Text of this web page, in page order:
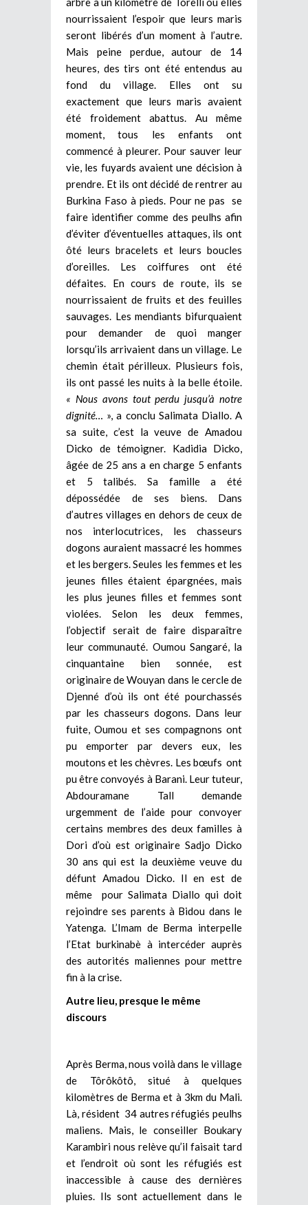
nourrissaient l’espoir que leurs maris
seront libérés d’un moment à l’autre.
Mais peine perdue, autour de 14
heures, des tirs ont été entendus au
fond du village. Elles ont su
exactement que leurs maris avaient
été froidement abattus. Au même
moment, tous les enfants ont
commencé à pleurer. Pour sauver leur
vie, les fuyards avaient une décision à
prendre. Et ils ont décidé de rentrer au
Burkina Faso à pieds. Pour ne pas se
faire identifier comme des peulhs afin
d’éviter d’éventuelles attaques, ils ont
ôté leurs bracelets et leurs boucles
d’oreilles. Les coiffures ont été
défaites. En cours de route, ils se
nourrissaient de fruits et des feuilles
sauvages. Les mendiants bifurquaient
pour demander de quoi manger
lorsqu’ils arrivaient dans un village. Le
chemin était périlleux. Plusieurs fois,
ils ont passé les nuits à la belle étoile.
« Nous avons tout perdu jusqu’à notre
dignité…
», a conclu Salimata Diallo. A
sa suite, c’est la veuve de Amadou
Dicko de témoigner. Kadidia Dicko,
âgée de 25 ans a en charge 5 enfants
et 5 talibés. Sa famille a été
dépossédée de ses biens. Dans
d’autres villages en dehors de ceux de
nos interlocutrices, les chasseurs
dogons auraient massacré les hommes
et les bergers. Seules les femmes et les
jeunes filles étaient épargnées, mais
les plus jeunes filles et femmes sont
violées. Selon les deux femmes,
l’objectif serait de faire disparaître
leur communauté. Oumou Sangaré, la
cinquantaine bien sonnée, est
originaire de Wouyan dans le cercle de
Djenné d’où ils ont été pourchassés
par les chasseurs dogons. Dans leur
fuite, Oumou et ses compagnons ont
pu emporter par devers eux, les
moutons et les chèvres. Les bœufs ont
pu être convoyés à Barani. Leur tuteur,
Abdouramane Tall demande
urgemment de l’aide pour convoyer
certains membres des deux familles à
Dori d’où est originaire Sadjo Dicko
30 ans qui est la deuxième veuve du
défunt Amadou Dicko. Il en est de
même pour Salimata Diallo qui doit
rejoindre ses parents à Bidou dans le
Yatenga. L’Imam de Berma interpelle
l’Etat burkinabè à intercéder auprès
des autorités maliennes pour mettre
fin à la crise.
Autre lieu, presque le même
discours
Après Berma, nous voilà dans le village
de Tôrôkôtô, situé à quelques
kilomètres de Berma et à 3km du Mali.
Là, résident 34 autres réfugiés peulhs
maliens. Mais, le conseiller Boukary
Karambiri nous relève qu’il faisait tard
et l’endroit où sont les réfugiés est
inaccessible à cause des dernières
pluies. Ils sont actuellement dans le